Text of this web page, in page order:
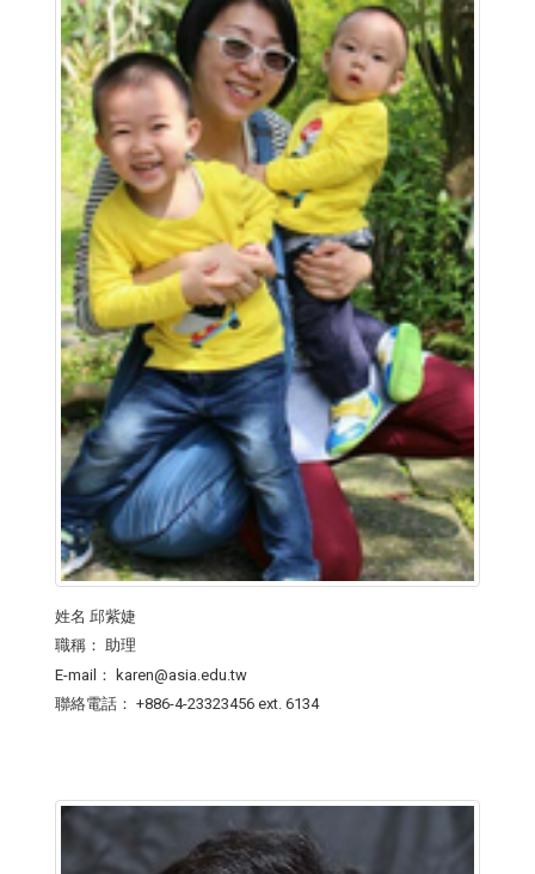
姓名 邱紫婕
職稱： 助理
E-mail：
karen@asia.edu.tw
聯絡電話： +886-4-23323456 ext. 6134